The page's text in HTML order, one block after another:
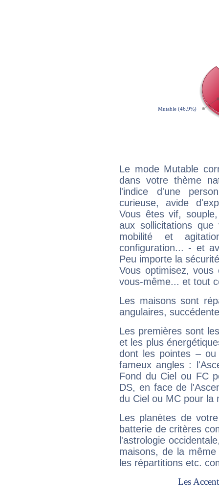
Le mode Mutable
dans votre thème
l'indice d'une
curieuse, avide
Vous êtes vif,
aux sollicitations
mobilité et
configuration... - et
Peu importe la
Vous optimisez, vous
vous-même... et tout
Les maisons sont
angulaires,
Les premières sont
et les plus
dont les pointes –
fameux angles :
Fond du Ciel ou FC
DS, en face de
du Ciel ou MC pour la
Les planètes de
batterie de critères
l'astrologie
maisons, de la
les répartitions etc.